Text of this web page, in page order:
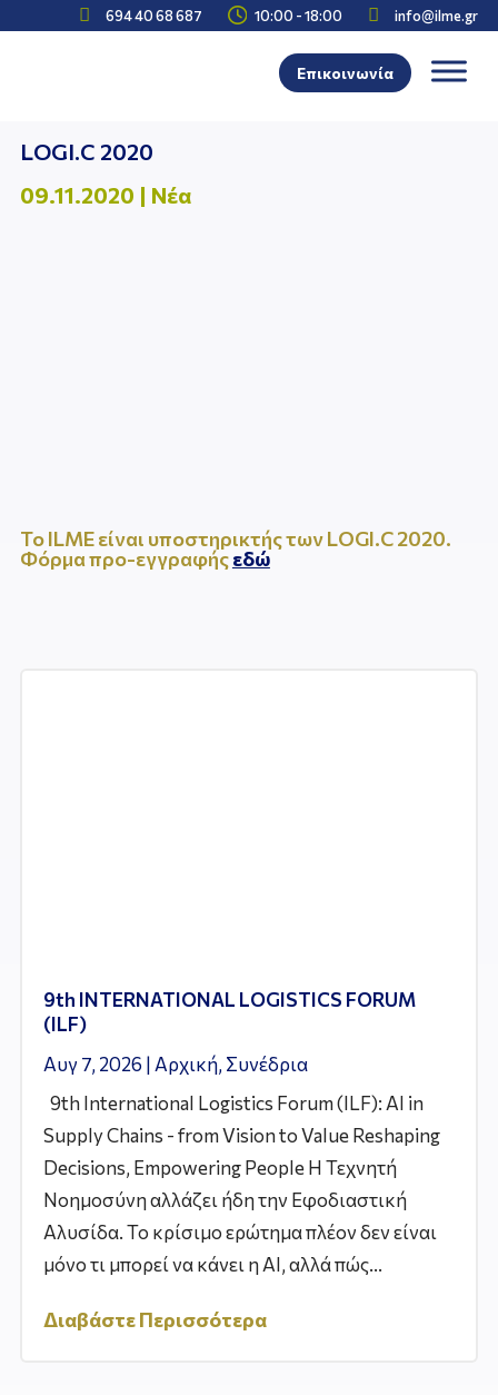
 694 40 68 687  10:00 - 18:00  info@ilme.gr
Επικοινωνία
LOGI.C 2020
09.11.2020 | Νέα
Το ILME είναι υποστηρικτής των LOGI.C 2020.
Φόρμα προ-εγγραφήςεδώ
9th INTERNATIONAL LOGISTICS FORUM
(ILF)
Αυγ 7, 2026 | Αρχική, Συνέδρια
9th International Logistics Forum (ILF): AI in
Supply Chains - from Vision to Value Reshaping
Decisions, Empowering People Η Τεχνητή
Νοημοσύνη αλλάζει ήδη την Εφοδιαστική
Αλυσίδα. Το κρίσιμο ερώτημα πλέον δεν είναι
μόνο τι μπορεί να κάνει η AI, αλλά πώς...
Διαβάστε Περισσότερα